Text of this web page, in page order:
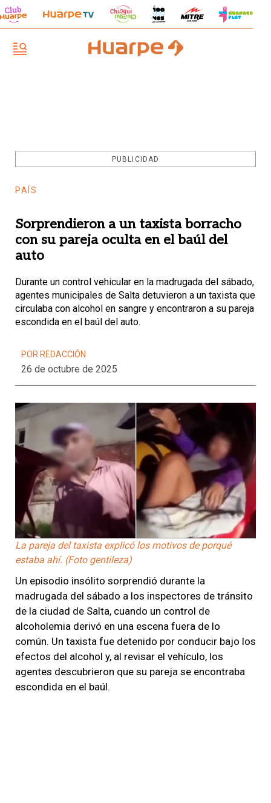
PUBLICIDAD
PAÍS
Sorprendieron a un taxista borracho
con su pareja oculta en el baúl del
auto
Durante un control vehicular en la madrugada del sábado,
agentes municipales de Salta detuvieron a un taxista que
circulaba con alcohol en sangre y encontraron a su pareja
escondida en el baúl del auto.
POR REDACCIÓN
26 de octubre de 2025
La pareja del taxista explicó los motivos de porqué
estaba ahí. (Foto gentileza)
Un episodio insólito sorprendió durante la
madrugada del sábado a los inspectores de tránsito
de la ciudad de Salta, cuando un control de
alcoholemia derivó en una escena fuera de lo
común. Un taxista fue detenido por conducir bajo los
efectos del alcohol y, al revisar el vehículo, los
agentes descubrieron que su pareja se encontraba
escondida en el baúl.